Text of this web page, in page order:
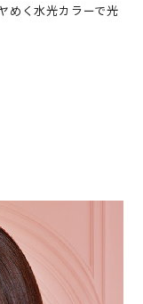
めく水光カラーで光